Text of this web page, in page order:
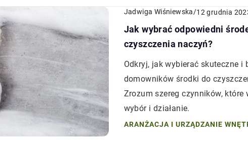
Jadwiga Wiśniewska/12 grudnia
Jak wybrać odpowiedni
czyszczenia naczyń?
Odkryj, jak wybierać skuteczne i
domowników środki do
Zrozum szereg czynników, które
wybór i działanie.
ARANŻACJA I URZĄDZANIE